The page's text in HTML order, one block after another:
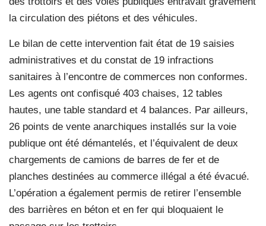
la circulation des piétons et des véhicules.
Le bilan de cette intervention fait état de 19 saisies
administratives et du constat de 19 infractions
sanitaires à l’encontre de commerces non conformes.
Les agents ont confisqué 403 chaises, 12 tables
hautes, une table standard et 4 balances. Par ailleurs,
26 points de vente anarchiques installés sur la voie
publique ont été démantelés, et l’équivalent de deux
chargements de camions de barres de fer et de
planches destinées au commerce illégal a été évacué.
L’opération a également permis de retirer l’ensemble
des barrières en béton et en fer qui bloquaient le